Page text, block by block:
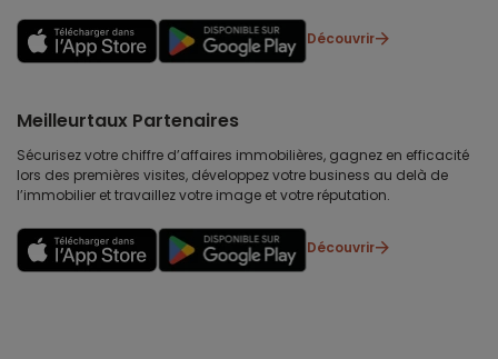
Découvrir
Meilleurtaux Partenaires
Sécurisez votre chiffre d’affaires immobilières, gagnez en efficacité
lors des premières visites, développez votre business au delà de
l’immobilier et travaillez votre image et votre réputation.
Découvrir